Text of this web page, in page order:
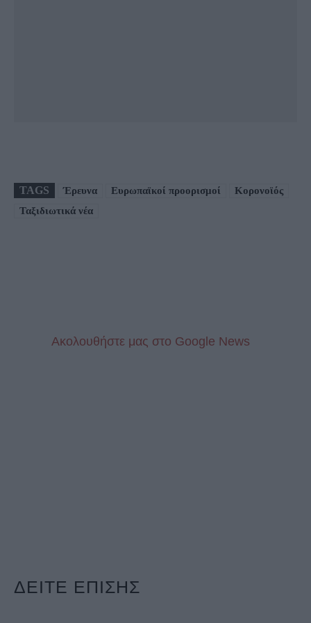
TAGS Έρευνα Ευρωπαϊκοί προορισμοί
Κορονοϊός
Ταξιδιωτικά νέα
Aκολουθήστε μας στo Google News
ΔΕΙΤΕ ΕΠΙΣΗΣ